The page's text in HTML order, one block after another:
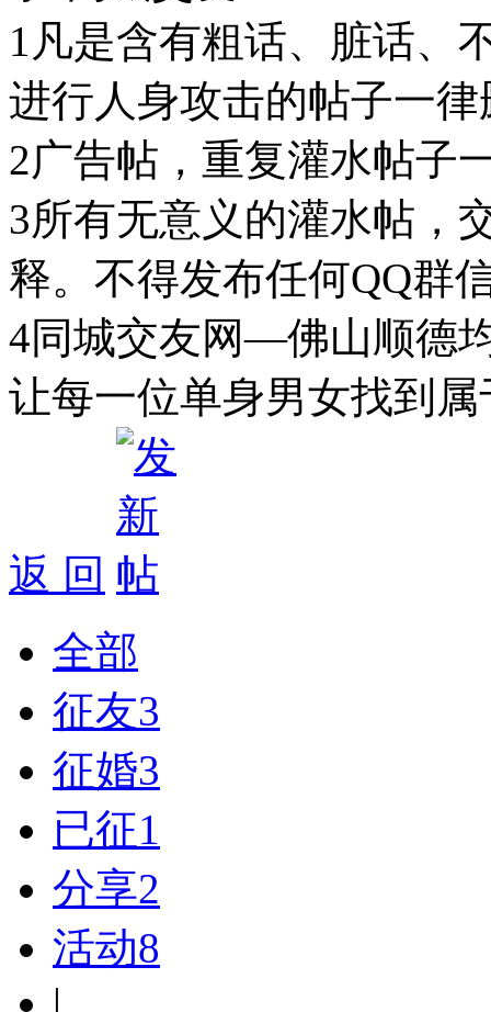
1凡是含有粗话、脏话、
进行人身攻击的帖子一
2广告帖，重复灌水帖子
3所有无意义的灌水帖，
释。不得发布任何QQ群
4同城交友网—佛山顺德
让每一位单身男女找到
返 回
全部
征友3
征婚3
已征1
分享2
活动8
|